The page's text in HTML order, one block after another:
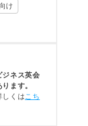
け
ジネス英会
ます。
くはこち